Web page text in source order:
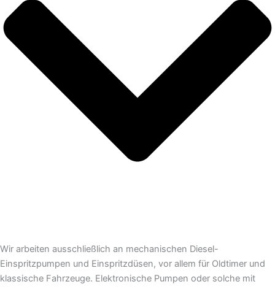
Wir arbeiten ausschließlich an mechanischen Diesel-
Einspritzpumpen und Einspritzdüsen, vor allem für Oldtimer und
klassische Fahrzeuge. Elektronische Pumpen oder solche mit